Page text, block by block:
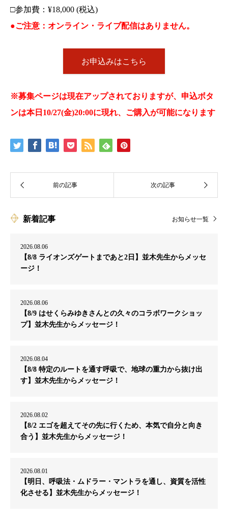
□参加費：¥18,000 (税込)
●ご注意：オンライン・ライブ配信はありません。
お申込みはこちら
※募集ページは現在アップされておりますが、申込ボタ
ンは本日10/27(金)20:00に現れ、ご購入が可能になります
新着記事 お知らせ一覧
2026.08.06
【8/8 ライオンズゲートまであと2日】並木先生からメッセ
ージ！
2026.08.06
【8/9 はせくらみゆきさんとの久々のコラボワークショッ
プ】並木先生からメッセージ！
2026.08.04
【8/8 特定のルートを通す呼吸で、地球の重力から抜け出
す】並木先生からメッセージ！
2026.08.02
【8/2 エゴを超えてその先に行くため、本気で自分と向き
合う】並木先生からメッセージ！
2026.08.01
【明日、呼吸法・ムドラー・マントラを通し、資質を活性
化させる】並木先生からメッセージ！